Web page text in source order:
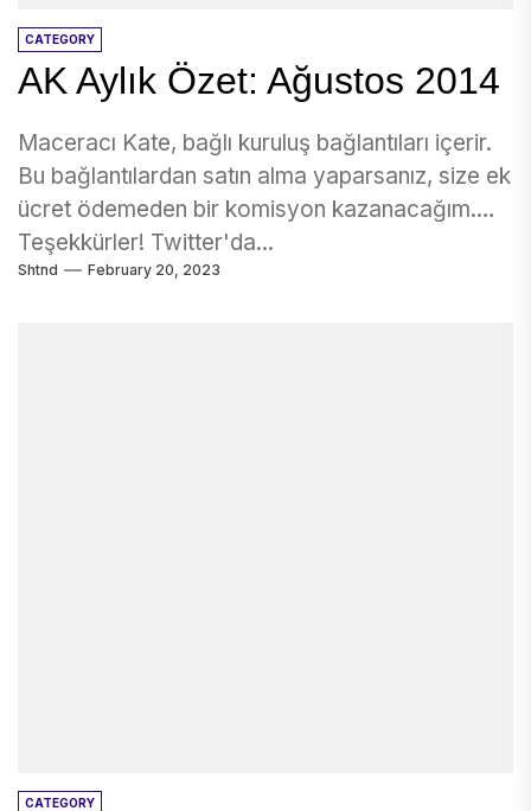
CATEGORY
AK Aylık Özet: Ağustos 2014
Maceracı Kate, bağlı kuruluş bağlantıları içerir.
Bu bağlantılardan satın alma yaparsanız, size ek
ücret ödemeden bir komisyon kazanacağım.
Teşekkürler! Twitter'da...
Shtnd February 20, 2023
CATEGORY